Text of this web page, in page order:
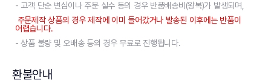
- 고객 단순 변심이나 주문 실수 등의 경우 반품배송비(왕복)가 발생되며,
주문제작 상품의 경우 제작에 이미 들어갔거나 발송된 이후에는 반품이
어렵습니다.
- 상품 불량 및 오배송 등의 경우 무료로 진행됩니다.
환불안내